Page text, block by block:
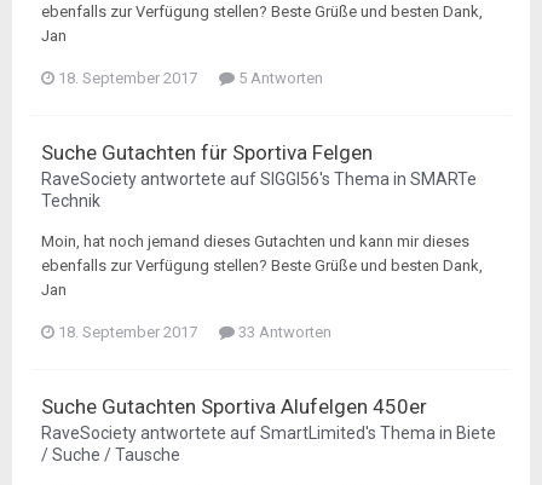
ebenfalls zur Verfügung stellen? Beste Grüße und besten Dank,
Jan
18. September 2017 5 Antworten
Suche Gutachten für Sportiva Felgen
RaveSocietyantwortete aufSIGGI56's Thema in SMARTe
Technik
Moin, hat noch jemand dieses Gutachten und kann mir dieses
ebenfalls zur Verfügung stellen? Beste Grüße und besten Dank,
Jan
18. September 2017 33 Antworten
Suche Gutachten Sportiva Alufelgen 450er
RaveSocietyantwortete aufSmartLimited's Thema in Biete
/ Suche / Tausche